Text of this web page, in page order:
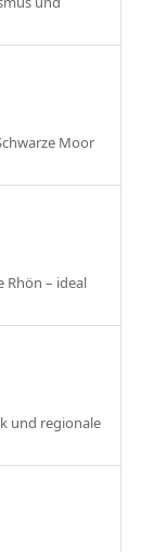
Moor
Rhön – ideal
und regionale